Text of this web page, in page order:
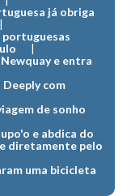
já obriga
portuguesas
e entra
com
de sonho
e abdica do
diretamente pelo
uma bicicleta